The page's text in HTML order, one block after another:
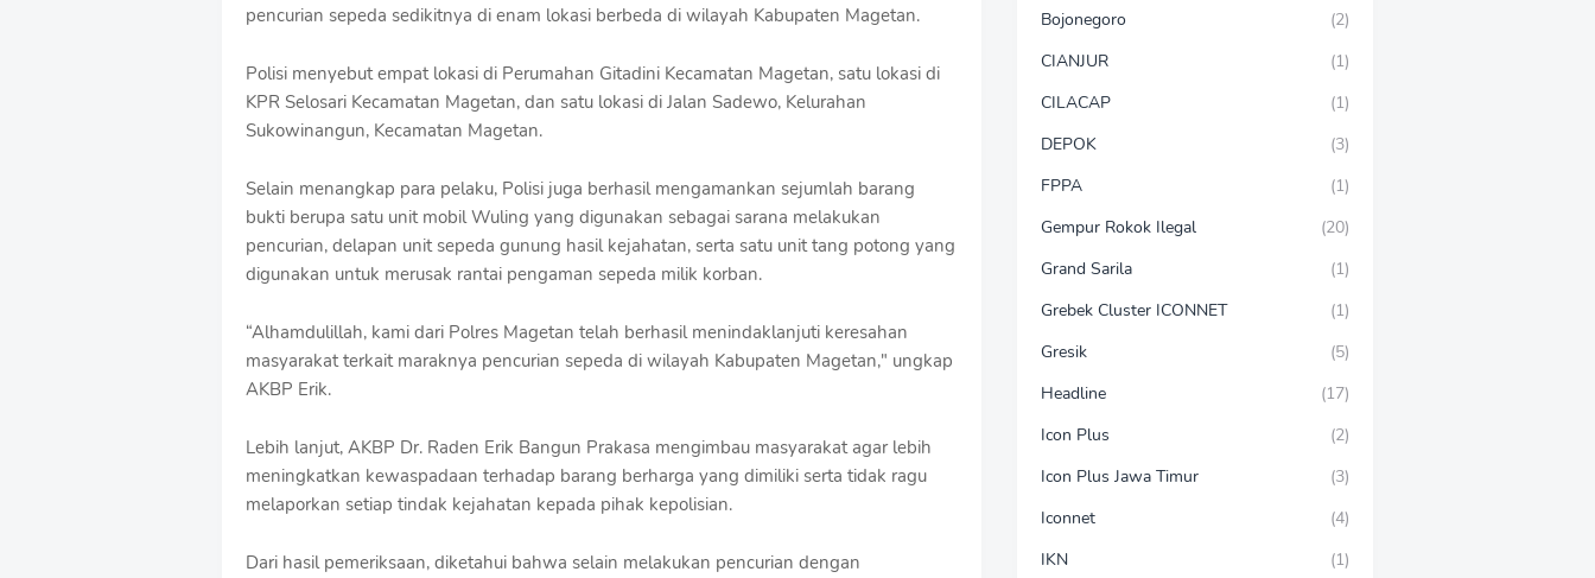
pencurian sepeda sedikitnya di enam lokasi berbeda di wilayah Kabupaten Magetan.
Polisi menyebut empat lokasi di Perumahan Gitadini Kecamatan Magetan, satu lokasi di
KPR Selosari Kecamatan Magetan, dan satu lokasi di Jalan Sadewo, Kelurahan
Sukowinangun, Kecamatan Magetan.
Selain menangkap para pelaku, Polisi juga berhasil mengamankan sejumlah barang
bukti berupa satu unit mobil Wuling yang digunakan sebagai sarana melakukan
pencurian, delapan unit sepeda gunung hasil kejahatan, serta satu unit tang potong yang
digunakan untuk merusak rantai pengaman sepeda milik korban.
“Alhamdulillah, kami dari Polres Magetan telah berhasil menindaklanjuti keresahan
masyarakat terkait maraknya pencurian sepeda di wilayah Kabupaten Magetan," ungkap
AKBP Erik.
Lebih lanjut, AKBP Dr. Raden Erik Bangun Prakasa mengimbau masyarakat agar lebih
meningkatkan kewaspadaan terhadap barang berharga yang dimiliki serta tidak ragu
melaporkan setiap tindak kejahatan kepada pihak kepolisian.
Dari hasil pemeriksaan, diketahui bahwa selain melakukan pencurian dengan
Bojonegoro
(2)
CIANJUR
(1)
CILACAP
(1)
DEPOK
(3)
FPPA
(1)
Gempur Rokok Ilegal
(20)
Grand Sarila
(1)
Grebek Cluster ICONNET
(1)
Gresik
(5)
Headline
(17)
Icon Plus
(2)
Icon Plus Jawa Timur
(3)
Iconnet
(4)
IKN
(1)